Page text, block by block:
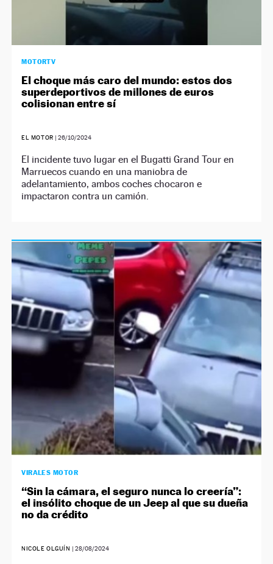
MOTORTV
El choque más caro del mundo: estos dos
superdeportivos de millones de euros
colisionan entre sí
EL MOTOR |26/10/2024
El incidente tuvo lugar en el Bugatti Grand Tour en
Marruecos cuando en una maniobra de
adelantamiento, ambos coches chocaron e
impactaron contra un camión.
VIRALES MOTOR
“Sin la cámara, el seguro nunca lo creería”:
el insólito choque de un Jeep al que su dueña
no da crédito
NICOLE OLGUÍN |28/08/2024